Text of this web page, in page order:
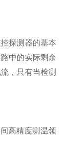
探测器的基本
中的实际剩余
，只有当检测
高精度测温领